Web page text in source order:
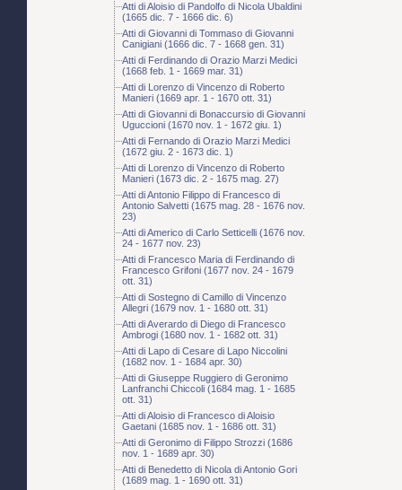
Atti di Aloisio di Pandolfo di Nicola Ubaldini
(1665 dic. 7 - 1666 dic. 6)
Atti di Giovanni di Tommaso di Giovanni
Canigiani (1666 dic. 7 - 1668 gen. 31)
Atti di Ferdinando di Orazio Marzi Medici
(1668 feb. 1 - 1669 mar. 31)
Atti di Lorenzo di Vincenzo di Roberto
Manieri (1669 apr. 1 - 1670 ott. 31)
Atti di Giovanni di Bonaccursio di Giovanni
Uguccioni (1670 nov. 1 - 1672 giu. 1)
Atti di Fernando di Orazio Marzi Medici
(1672 giu. 2 - 1673 dic. 1)
Atti di Lorenzo di Vincenzo di Roberto
Manieri (1673 dic. 2 - 1675 mag. 27)
Atti di Antonio Filippo di Francesco di
Antonio Salvetti (1675 mag. 28 - 1676 nov.
23)
Atti di Americo di Carlo Setticelli (1676 nov.
24 - 1677 nov. 23)
Atti di Francesco Maria di Ferdinando di
Francesco Grifoni (1677 nov. 24 - 1679
ott. 31)
Atti di Sostegno di Camillo di Vincenzo
Allegri (1679 nov. 1 - 1680 ott. 31)
Atti di Averardo di Diego di Francesco
Ambrogi (1680 nov. 1 - 1682 ott. 31)
Atti di Lapo di Cesare di Lapo Niccolini
(1682 nov. 1 - 1684 apr. 30)
Atti di Giuseppe Ruggiero di Geronimo
Lanfranchi Chiccoli (1684 mag. 1 - 1685
ott. 31)
Atti di Aloisio di Francesco di Aloisio
Gaetani (1685 nov. 1 - 1686 ott. 31)
Atti di Geronimo di Filippo Strozzi (1686
nov. 1 - 1689 apr. 30)
Atti di Benedetto di Nicola di Antonio Gori
(1689 mag. 1 - 1690 ott. 31)